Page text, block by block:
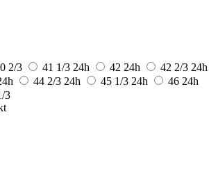
2/3 41 1/3 24h 42 24h 42 2/3 24h
44 2/3 24h 45 1/3 24h 46 24h
3